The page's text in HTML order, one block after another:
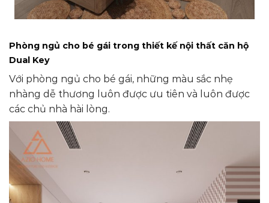
Phòng ngủ cho bé gái trong thiết kế nội thất căn hộ
Dual Key
Với phòng ngủ cho bé gái, những màu sắc nhẹ
nhàng dễ thương luôn được ưu tiên và luôn được
các chủ nhà hài lòng.